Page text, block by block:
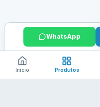
WhatsApp
Início Produtos